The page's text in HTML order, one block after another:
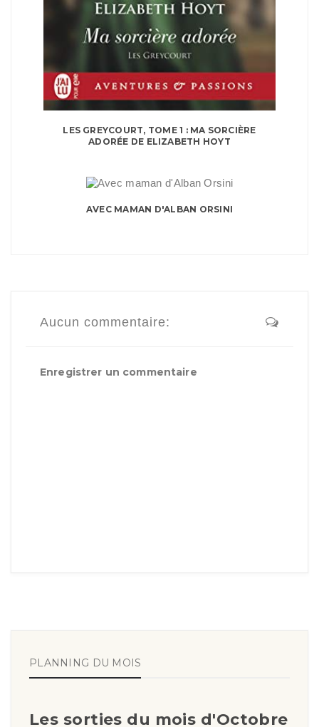
LES GREYCOURT, TOME 1 : MA SORCIÈRE
ADORÉE DE ELIZABETH HOYT
AVEC MAMAN D'ALBAN ORSINI
Aucun commentaire:
Enregistrer un commentaire
PLANNING DU MOIS
Les sorties du mois d'Octobre